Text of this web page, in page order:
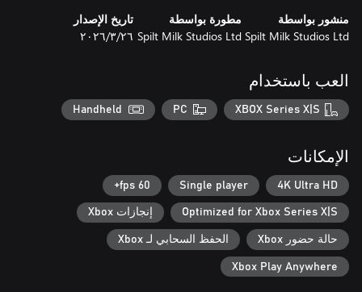
منشور بواسطة
Spilt Milk Studios Ltd
مطورة بواسطة
Spilt Milk Studios Ltd
تاريخ الإصدار
٢٦‏/٣‏/٢٠٢٦
العب باستخدام
XBOX Series X|S
PC
Handheld
الإمكانات
4K Ultra HD
Single player
60 fps+
Optimized for Xbox Series X|S إنجازات Xbox
حالة حضور Xbox الحفظ السحابي لـ Xbox
Xbox Play Anywhere